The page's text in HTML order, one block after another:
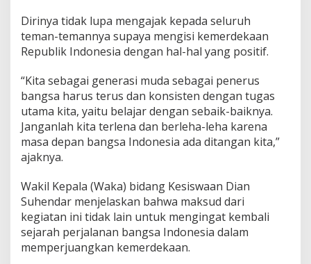
Dirinya tidak lupa mengajak kepada seluruh
teman-temannya supaya mengisi kemerdekaan
Republik Indonesia dengan hal-hal yang positif.
“Kita sebagai generasi muda sebagai penerus
bangsa harus terus dan konsisten dengan tugas
utama kita, yaitu belajar dengan sebaik-baiknya.
Janganlah kita terlena dan berleha-leha karena
masa depan bangsa Indonesia ada ditangan kita,”
ajaknya.
Wakil Kepala (Waka) bidang Kesiswaan Dian
Suhendar menjelaskan bahwa maksud dari
kegiatan ini tidak lain untuk mengingat kembali
sejarah perjalanan bangsa Indonesia dalam
memperjuangkan kemerdekaan.